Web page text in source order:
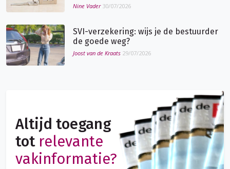
Nine Vader 30/07/2026
SVI-verzekering: wijs je de bestuurder
de goede weg?
Joost van de Kraats 29/07/2026
Altijd toegang
tot relevante
vakinformatie?